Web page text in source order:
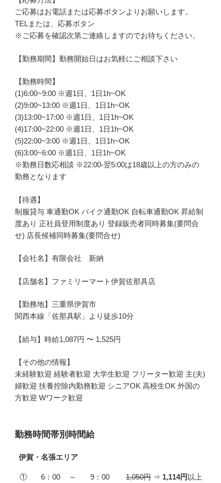
ご応募はお電話または応募ボタンよりお願いします。
TELまたは、応募ボタン
※ご応募を確認次第ご連絡しますのでお待ちください。
【勤務期間】勤務開始日はお気軽にご相談下さい
【勤務時間】
(1)6:00~9:00 ※週1日、1日1h~OK
(2)9:00~13:00 ※週1日、1日1h~OK
(3)13:00~17:00 ※週1日、1日1h~OK
(4)17:00~22:00 ※週1日、1日1h~OK
(5)22:00~3:00 ※週1日、1日1h~OK
(6)3:00~6:00 ※週1日、1日1h~OK
※勤務日数応相談 ※22:00-翌5:00は18歳以上の方のみの
勤務となります
【待遇】
制服貸与 車通勤OK バイク通勤OK 自転車通勤OK 昇給制
度あり 正社員登用制度あり 登録販売者同時募集(要問合
せ) 店長候補同時募集(要問合せ)
【会社名】有限会社 新納
【店舗名】ファミリーマート伊賀佐那具店
【勤務地】三重県伊賀市
関西本線「佐那具駅」より徒歩10分
【給与】時給1,087円 〜 1,525円
【その他の情報】
未経験歓迎 経験者歓迎 大学生歓迎 フリーター歓迎 主(夫)
婦歓迎 扶養控除内勤務歓迎 シニアOK 高校生OK 外国の
方歓迎 Wワーク歓迎
勤務時間帯別時間給
伊賀・名張エリア
① 6：00 ～ 9：00 1,050円 ⇒ 1,114円 以上